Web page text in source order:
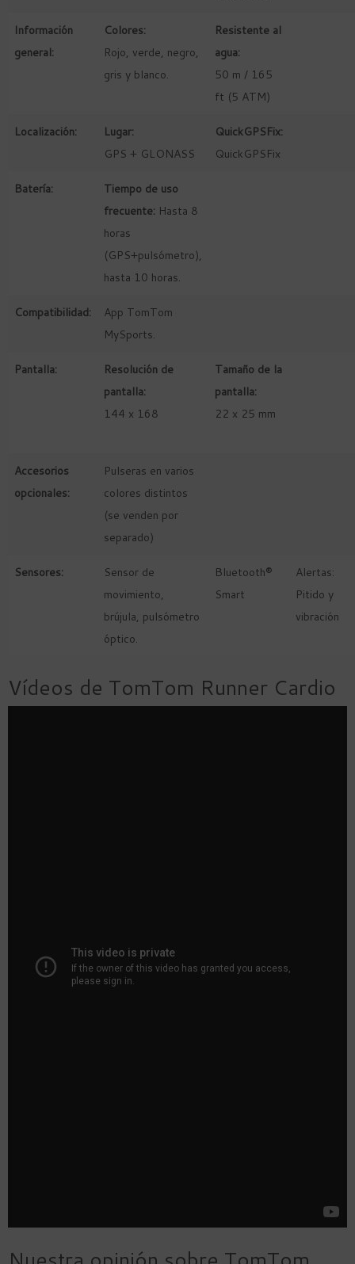
Información
general:
Colores:
Rojo, verde, negro,
gris y blanco.
Resistente al
agua:
50 m / 165
ft (5 ATM)
Localización:
Lugar:
GPS + GLONASS
QuickGPSFix:
QuickGPSFix
Batería:
Tiempo de uso
frecuente: Hasta 8
horas
(GPS+pulsómetro),
hasta 10 horas.
Compatibilidad:
App TomTom
MySports.
Pantalla:
Resolución de
pantalla:
144 x 168
Tamaño de la
pantalla:
22 x 25 mm
Accesorios
opcionales:
Pulseras en varios
colores distintos
(se venden por
separado)
Sensores:
Sensor de
movimiento,
brújula, pulsómetro
óptico.
Bluetooth®
Smart
Alertas:
Pitido y
vibración
Vídeos de TomTom Runner Cardio